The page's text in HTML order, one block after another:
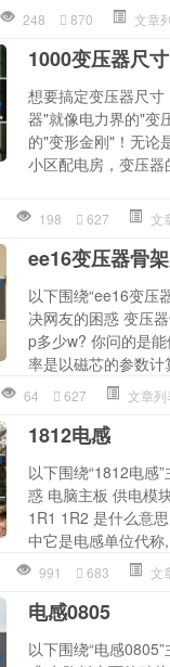
248 870 文章
1000变压器尺寸
想要搞定变压器尺
器"就像电力界的"变
的"变形金刚"！无论
小区配电房，变压
198 627 文
ee16变压器骨
以下围绕“ee16变压
决网友的困惑 变压
p多少w? 你问的是
率是以磁芯的参数
64 627 文章列
1812电感
以下围绕“1812电感
惑 电脑主板 供电模
1R1 1R2 是什么意
中它是电感单位代称
991 683 文
电感0805
以下围绕“电感